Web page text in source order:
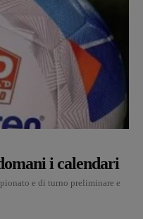
i calendari
e di turno preliminare e